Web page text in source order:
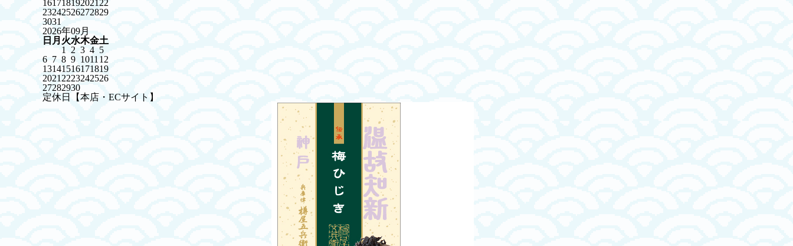
161718192021 22
23242526272829
3031
2026年09月
日 月 火水木金土
1
2 3 4 5
6 7 8 9 1011 12
13141516171819
2021 2223242526
27282930
定休日【本店・ECサイト】